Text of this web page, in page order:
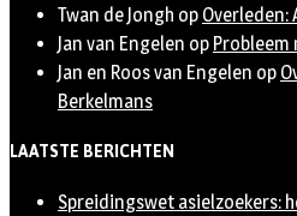
Twan de Jongh op Overleden:
Jan van Engelen op Probleem
Jan en Roos van Engelen op
Berkelmans
LAATSTE BERICHTEN
Spreidingswet asielzoekers: